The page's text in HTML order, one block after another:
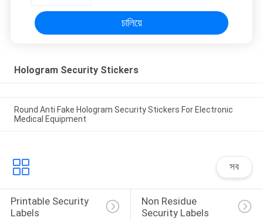
চালিয়ে
Hologram Security Stickers
Round Anti Fake Hologram Security Stickers For Electronic
Medical Equipment
সব
Printable Security
Labels
Non Residue
Security Labels